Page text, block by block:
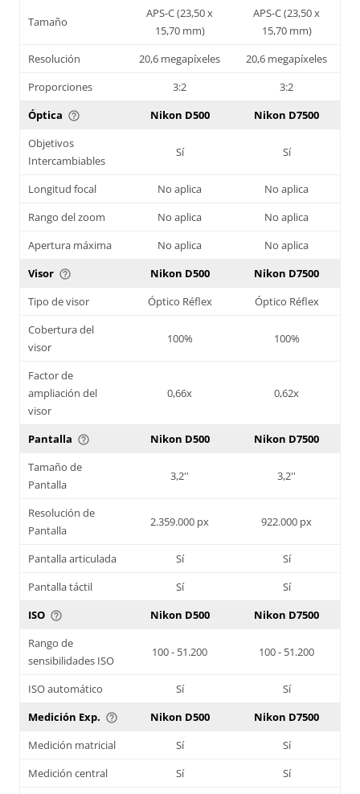
Tamaño
APS-C (23,50 x
15,70 mm)
APS-C (23,50 x
15,70 mm)
Resolución
20,6 megapíxeles
20,6 megapíxeles
Proporciones
3:2
3:2
Óptica help_outline Nikon D500
Nikon D7500
Objetivos
Intercambiables
Sí Sí
Longitud focal No aplica
No aplica
Rango del zoom
No aplica
No aplica
Apertura máxima
No aplica
No aplica
Visor help_outline Nikon D500
Nikon D7500
Tipo de visor
Óptico Réflex
Óptico Réflex
Cobertura del
visor
100% 100%
Factor de
ampliación del
visor
0,66x 0,62x
Pantalla help_outline Nikon D500
Nikon D7500
Tamaño de
Pantalla
3,2'' 3,2''
Resolución de
Pantalla
2.359.000 px 922.000 px
Pantalla articulada Sí
Sí
Pantalla táctil
Sí
Sí
ISO help_outline Nikon D500
Nikon D7500
Rango de
sensibilidades ISO
100 - 51.200 100 - 51.200
ISO automático Sí
Sí
Medición Exp. help_outline Nikon D500
Nikon D7500
Medición matricial
Sí
Sí
Medición central
Sí
Sí